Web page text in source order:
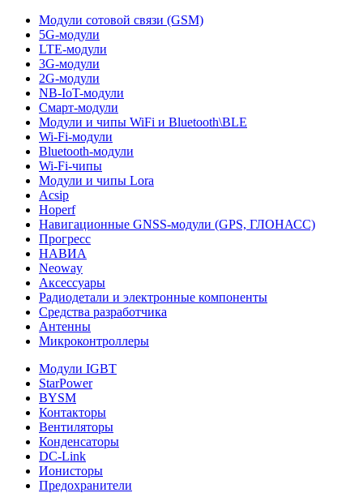
Модули сотовой связи (GSM)
5G-модули
LTE-модули
3G-модули
2G-модули
NB-IoT-модули
Смарт-модули
Модули и чипы WiFi и Bluetooth\BLE
Wi-Fi-модули
Bluetooth-модули
Wi-Fi-чипы
Модули и чипы Lora
Acsip
Hoperf
Навигационные GNSS-модули (GPS, ГЛОНАСС)
Прогресс
НАВИА
Neoway
Аксессуары
Радиодетали и электронные компоненты
Средства разработчика
Антенны
Микроконтроллеры
Модули IGBT
StarPower
BYSM
Контакторы
Вентиляторы
Конденсаторы
DC-Link
Ионисторы
Предохранители